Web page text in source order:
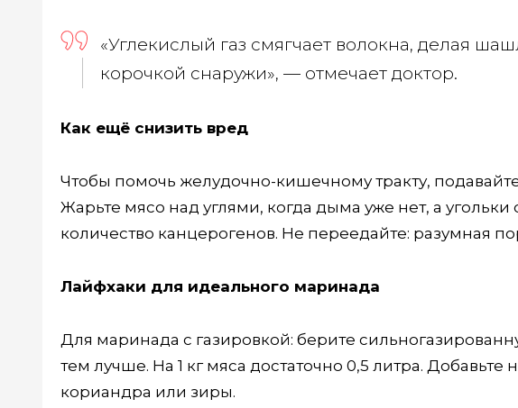
«Углекислый газ смягчает волокна, делая
корочкой снаружи», — отмечает доктор.
Как ещё снизить вред
Чтобы помочь желудочно-кишечному тракту,
Жарьте мясо над углями, когда дыма уже нет, а
количество канцерогенов. Не переедайте: разумная
Лайфхаки для идеального маринада
Для маринада с газировкой: берите
тем лучше. На 1 кг мяса достаточно 0,5 литра.
кориандра или зиры.